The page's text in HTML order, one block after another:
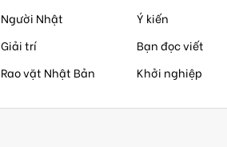
Người Nhật
Giải trí
Rao vặt Nhật Bản
Ý kiến
Bạn đọc viết
Khởi nghiệp